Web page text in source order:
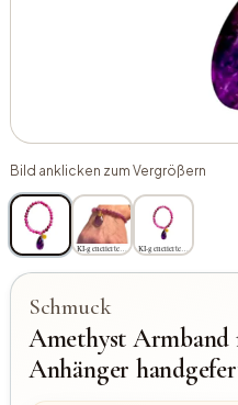
Bild anklicken zum Vergrößern
KI-generiertes BildKI-generiertes Bild
Schmuck
Amethyst
Anhänger